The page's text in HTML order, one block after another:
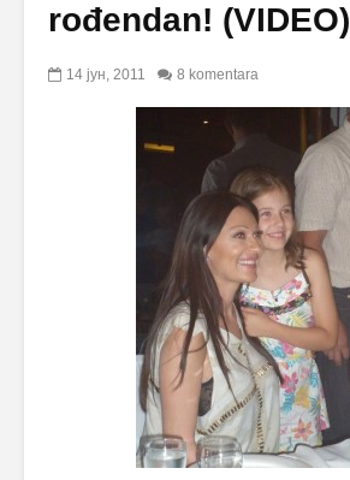
rođendan! (VIDEO)
14 јун, 2011 8 komentara